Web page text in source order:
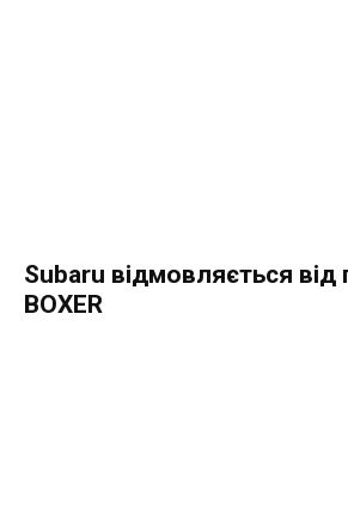
Subaru відмовляється від
BOXER